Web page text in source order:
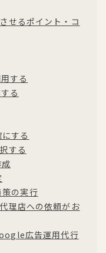
せるポイント・コ
する
る
する
する
の実行
理店への依頼がお
広告運用代行